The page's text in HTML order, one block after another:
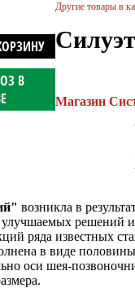
В
Другие товары в
Магазин
возникла в
решений
ряда известных
в виде
оси шея-